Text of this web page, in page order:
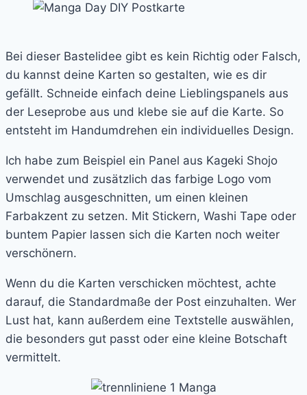
Bei dieser Bastelidee gibt es kein Richtig oder Falsch,
du kannst deine Karten so gestalten, wie es dir
gefällt. Schneide einfach deine Lieblingspanels aus
der Leseprobe aus und klebe sie auf die Karte. So
entsteht im Handumdrehen ein individuelles Design.
Ich habe zum Beispiel ein Panel aus Kageki Shojo
verwendet und zusätzlich das farbige Logo vom
Umschlag ausgeschnitten, um einen kleinen
Farbakzent zu setzen. Mit Stickern, Washi Tape oder
buntem Papier lassen sich die Karten noch weiter
verschönern.
Wenn du die Karten verschicken möchtest, achte
darauf, die Standardmaße der Post einzuhalten. Wer
Lust hat, kann außerdem eine Textstelle auswählen,
die besonders gut passt oder eine kleine Botschaft
vermittelt.